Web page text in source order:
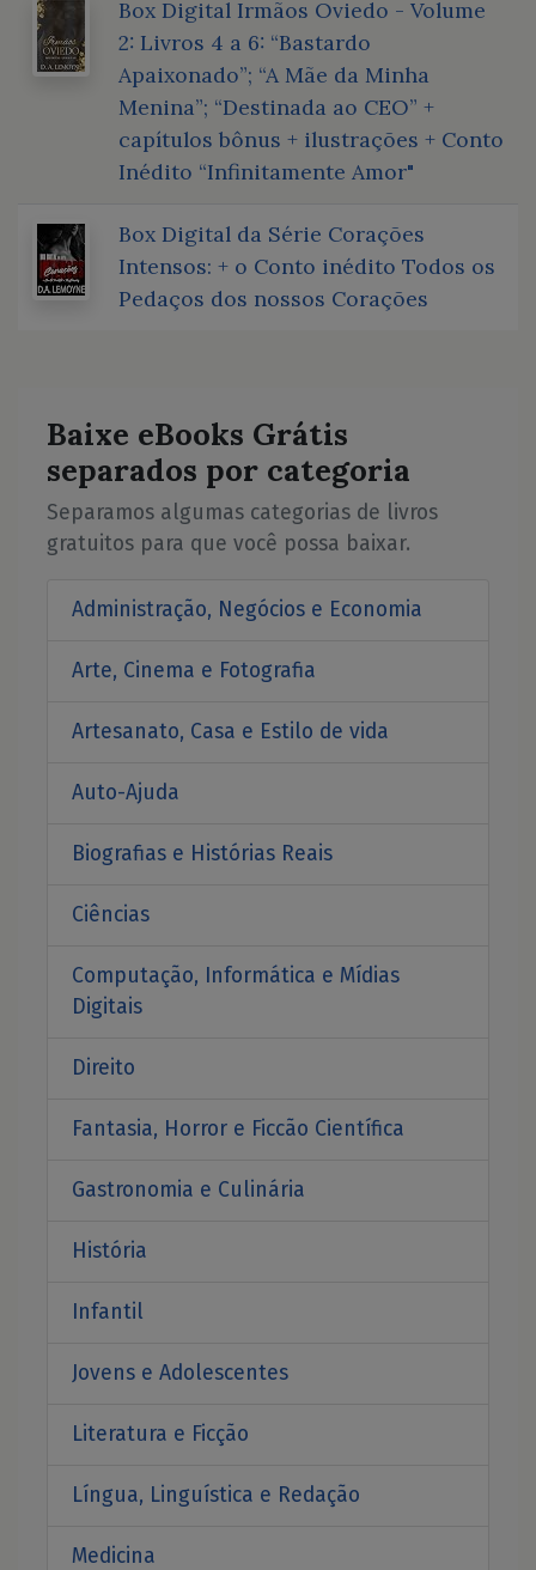
Box Digital Irmãos Oviedo - Volume
2: Livros 4 a 6: “Bastardo
Apaixonado”; “A Mãe da Minha
Menina”; “Destinada ao CEO” +
capítulos bônus + ilustrações + Conto
Inédito “Infinitamente Amor"
Box Digital da Série Corações
Intensos: + o Conto inédito Todos os
Pedaços dos nossos Corações
Baixe eBooks Grátis
separados por categoria
Separamos algumas categorias de livros
gratuitos para que você possa baixar.
Administração, Negócios e Economia
Arte, Cinema e Fotografia
Artesanato, Casa e Estilo de vida
Auto-Ajuda
Biografias e Histórias Reais
Ciências
Computação, Informática e Mídias
Digitais
Direito
Fantasia, Horror e Ficcão Científica
Gastronomia e Culinária
História
Infantil
Jovens e Adolescentes
Literatura e Ficção
Língua, Linguística e Redação
Medicina